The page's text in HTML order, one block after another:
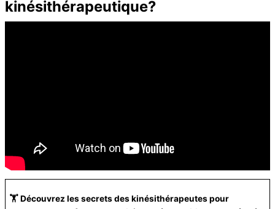
kinésithérapeutique?
🏋️ Découvrez les secrets des kinésithérapeutes pour